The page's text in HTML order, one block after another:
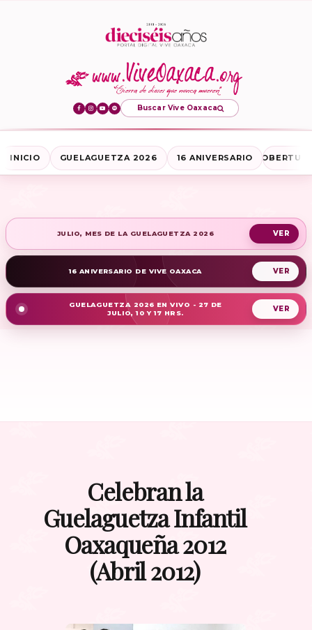
Buscar Vive Oaxaca
INICIO GUELAGUETZA 2026 16 ANIVERSARIO
JULIO, MES DE LA GUELAGUETZA 2026
16 ANIVERSARIO DE VIVE OAXACA
GUELAGUETZA 2026 EN VIVO - 27 DE
JULIO, 10 Y 17 HRS.
Celebran la
Guelaguetza Infantil
Oaxaqueña 2012
(Abril 2012)